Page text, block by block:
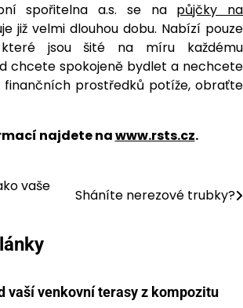
spořitelna a.s. se na půjčky na
již velmi dlouhou dobu. Nabízí pouze
které jsou šité na míru každému
chcete spokojeně bydlet a nechcete
prostředků potíže, obraťte
najdete nawww.rsts.cz.
vaše
Sháníte nerezové trubky?
vaší venkovní terasy z kompozitu